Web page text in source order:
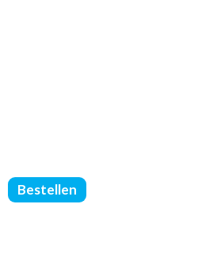
FOLDERS
GEVOUWEN
Bestellen